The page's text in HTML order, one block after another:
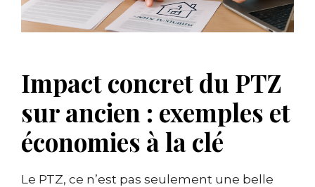
Impact concret du PTZ
sur ancien : exemples et
économies à la clé
Le PTZ, ce n’est pas seulement une belle